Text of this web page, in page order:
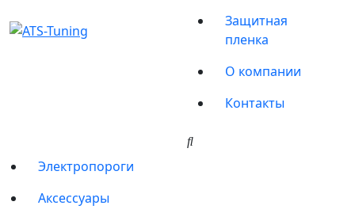
Защитная
пленка
О компании
Контакты
Электропороги
Аксессуары